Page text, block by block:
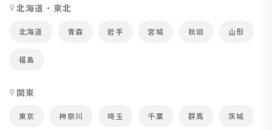
北海道・東北
北海道 青森 岩手 宮城 秋田 山形
福島
関東
東京 神奈川 埼玉 千葉 群馬 茨城